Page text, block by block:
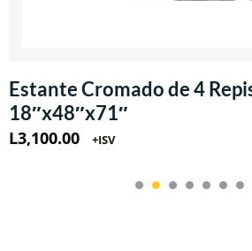
Estante Cromado de 4
18″x48″x71″
L3,100.00 +ISV